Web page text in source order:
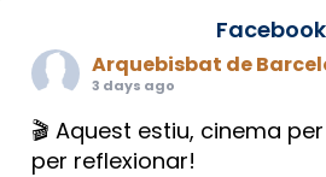
Facebook
Arquebisbat de
3 days ago
🎬 Aquest estiu, cinema
per reflexionar!